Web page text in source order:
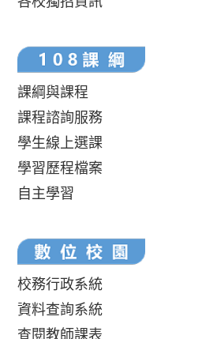
課綱與課程
課程諮詢服務
學生線上選課
學習歷程檔案
自主學習
校務行政系統
資料查詢系統
查閱教師課表